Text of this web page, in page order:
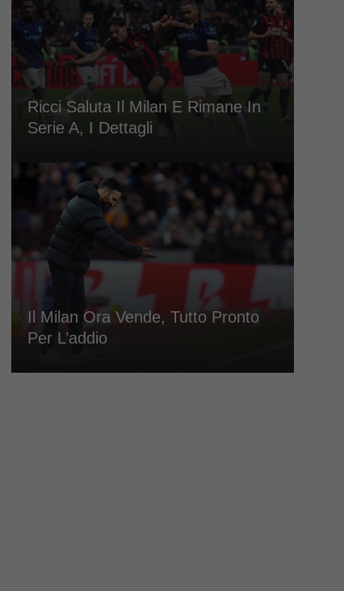
Ricci Saluta Il Milan E Rimane In
Serie A, I Dettagli
Il Milan Ora Vende, Tutto Pronto
Per L’addio